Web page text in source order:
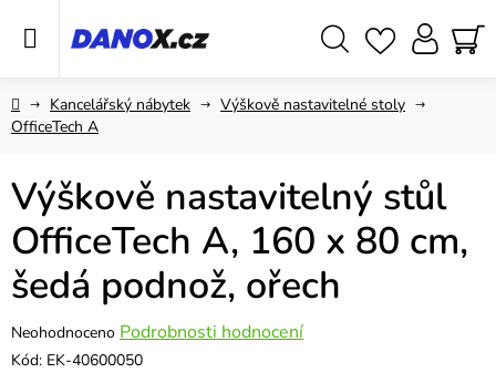
DomůKancelářský nábytek
Výškově nastavitelné stoly
OfficeTech A
Výškově nastavitelný stůl
OfficeTech A, 160 x 80 cm,
šedá podnož, ořech
Průměrné
hodnocení
Neohodnoceno Podrobnosti hodnocení
Kód: EK-40600050